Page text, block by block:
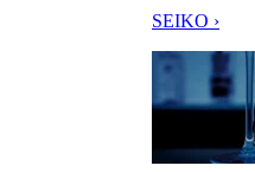
SEIKO ›